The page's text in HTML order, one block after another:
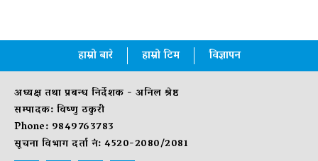
हाम्रो बारे हाम्रो टिम विज्ञापन
अध्यक्ष तथा प्रबन्ध निर्देशक - अनिल श्रेष्ठ
सम्पादक: विष्णु ठकुरी
Phone: 9849763783
सूचना विभाग दर्ता नं: 4520-2080/2081